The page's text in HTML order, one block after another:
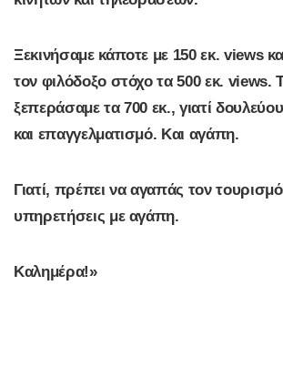
Ξεκινήσαμε κάποτε με 150 εκ. views
τον φιλόδοξο στόχο τα 500 εκ. views.
ξεπεράσαμε τα 700 εκ., γιατί
και επαγγελματισμό. Και αγάπη.
Γιατί, πρέπει να αγαπάς τον
υπηρετήσεις με αγάπη.
Καλημέρα!»